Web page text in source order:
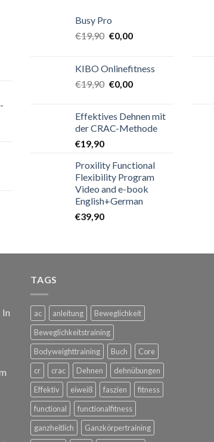
Busy Pro
€19,90 €0,00
KIBO Onlinefitness
€19,90 €0,00
Effektives Dehnen mit
der CRAC-Methode
€19,90
Proxility Functional
Flexibility Program
Video and e-book
English+German
€39,90
In
TAGS
ac anleitung
Beweglichkeit
Beweglichkeitstraining
Bodyweighttraining
Buch
Core
cr
crac Dehnen
dehnübungen
Effektiv
eiweiß faszien
fitness
functional
functionalfitness
ganzheitlich
Ganzkörpertraining